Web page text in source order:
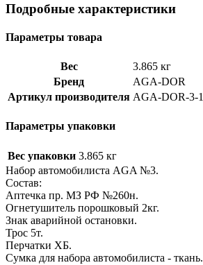
Подробные характеристики
Параметры товара
Вес
3.865 кг
Бренд
AGA-DOR
Артикул производителя AGA-DOR-3-1
Параметры упаковки
Вес упаковки 3.865 кг
Набор автомобилиста AGA №3.
Состав:
Аптечка пр. МЗ РФ №260н.
Огнетушитель порошковый 2кг.
Знак аварийной остановки.
Трос 5т.
Перчатки ХБ.
Сумка для набора автомобилиста - ткань.